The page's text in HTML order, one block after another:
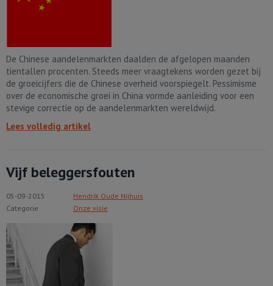
De Chinese aandelenmarkten daalden de afgelopen maanden
tientallen procenten. Steeds meer vraagtekens worden gezet bij
de groeicijfers die de Chinese overheid voorspiegelt. Pessimisme
over de economische groei in China vormde aanleiding voor een
stevige correctie op de aandelenmarkten wereldwijd.
Lees volledig artikel
Vijf beleggersfouten
05-09-2015
Hendrik Oude Nijhuis
Categorie
Onze visie